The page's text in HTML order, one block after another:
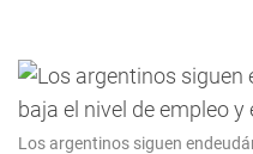
Los argentinos siguen